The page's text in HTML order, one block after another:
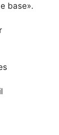
base».